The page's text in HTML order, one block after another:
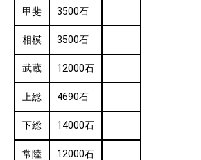
甲斐 3500石
相模 3500石
武蔵 12000石
上総 4690石
下総 14000石
常陸 12000石